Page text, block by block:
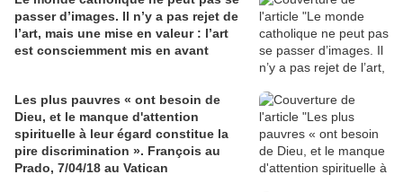
passer d’images. Il n’y a pas rejet de
l’art, mais une mise en valeur : l’art
est consciemment mis en avant
Les plus pauvres « ont besoin de
Dieu, et le manque d'attention
spirituelle à leur égard constitue la
pire discrimination ». François au
Prado, 7/04/18 au Vatican